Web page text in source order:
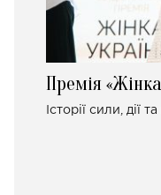
Премія
Історії сили, дії